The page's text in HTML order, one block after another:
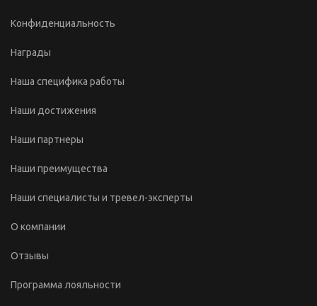
Конфиденциальность
Награды
Наша специфика работы
Наши достижения
Наши партнеры
Наши преимущества
Наши специалисты и тревел-эксперты
О компании
Отзывы
Программа лояльности